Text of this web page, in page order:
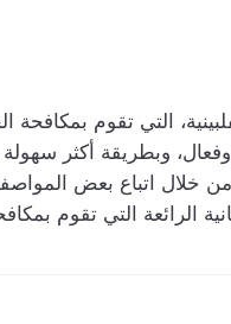
التي تقوم بمكافحة
وبطريقة أكثر
خلال اتباع بعض
الرائعة التي تقوم